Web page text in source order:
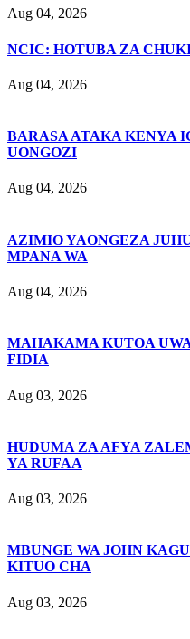
Aug 04, 2026
NCIC: HOTUBA ZA
Aug 04, 2026
BARASA ATAKA KENYA
UONGOZI
Aug 04, 2026
AZIMIO YAONGEZA
MPANA WA
Aug 04, 2026
MAHAKAMA KUTOA
FIDIA
Aug 03, 2026
HUDUMA ZA AFYA
YA RUFAA
Aug 03, 2026
MBUNGE WA JOHN
KITUO CHA
Aug 03, 2026